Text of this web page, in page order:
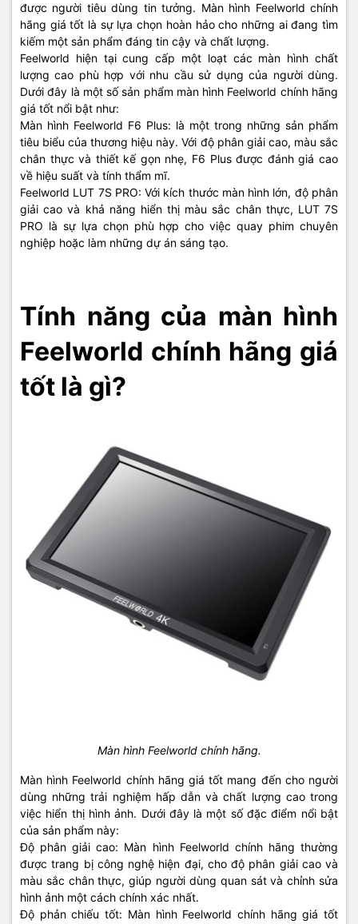
được người tiêu dùng tin tưởng. Màn hình Feelworld chính
hãng giá tốt là sự lựa chọn hoàn hảo cho những ai đang tìm
kiếm một sản phẩm đáng tin cậy và chất lượng.
Feelworld hiện tại cung cấp một loạt các màn hình chất
lượng cao phù hợp với nhu cầu sử dụng của người dùng.
Dưới đây là một số sản phẩm màn hình Feelworld chính hãng
giá tốt nổi bật như:
Màn hình Feelworld F6 Plus: là một trong những sản phẩm
tiêu biểu của thương hiệu này. Với độ phân giải cao, màu sắc
chân thực và thiết kế gọn nhẹ, F6 Plus được đánh giá cao
về hiệu suất và tính thẩm mĩ.
Feelworld LUT 7S PRO: Với kích thước màn hình lớn, độ phân
giải cao và khả năng hiển thị màu sắc chân thực, LUT 7S
PRO là sự lựa chọn phù hợp cho việc quay phim chuyên
nghiệp hoặc làm những dự án sáng tạo.
Tính năng của màn hình
Feelworld chính hãng giá
tốt là gì?
Màn hình Feelworld chính hãng.
Màn hình Feelworld chính hãng giá tốt mang đến cho người
dùng những trải nghiệm hấp dẫn và chất lượng cao trong
việc hiển thị hình ảnh. Dưới đây là một số đặc điểm nổi bật
của sản phẩm này:
Độ phân giải cao: Màn hình Feelworld chính hãng thường
được trang bị công nghệ hiện đại, cho độ phân giải cao và
màu sắc chân thực, giúp người dùng quan sát và chỉnh sửa
hình ảnh một cách chính xác nhất.
Độ phản chiếu tốt: Màn hình Feelworld chính hãng giá tốt